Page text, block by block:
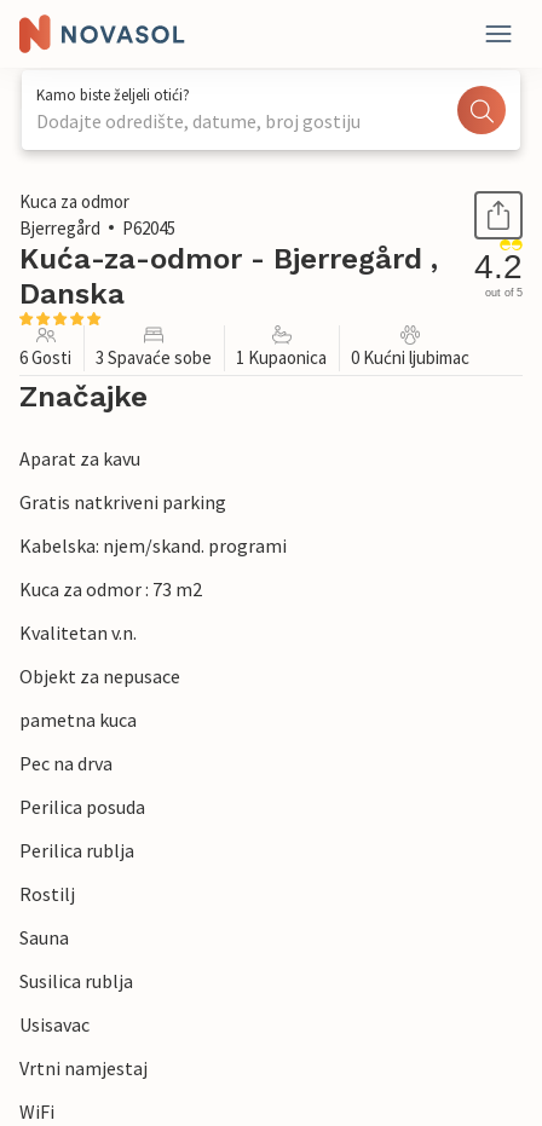
Kamo biste željeli otići?
Dodajte odredište, datume, broj gostiju
1 / 25
Kuca za odmor
Bjerregård
P62045
Kuća-za-odmor - Bjerregård ,
Danska
4.2
out of 5
6 Gosti 3 Spavaće sobe 1 Kupaonica 0 Kućni ljubimac
Značajke
Aparat za kavu
Gratis natkriveni parking
Kabelska: njem/skand. programi
Kuca za odmor : 73 m2
Kvalitetan v.n.
Objekt za nepusace
pametna kuca
Pec na drva
Perilica posuda
Perilica rublja
Rostilj
Sauna
Susilica rublja
Usisavac
Vrtni namjestaj
WiFi